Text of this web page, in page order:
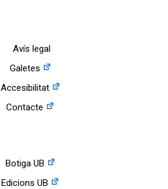
Avís legal
Galetes
Accesibilitat
Contacte
Botiga UB
Edicions UB